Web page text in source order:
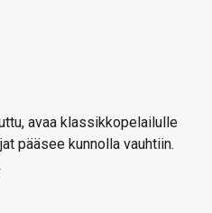
avaa klassikkopelailulle
pääsee kunnolla vauhtiin.